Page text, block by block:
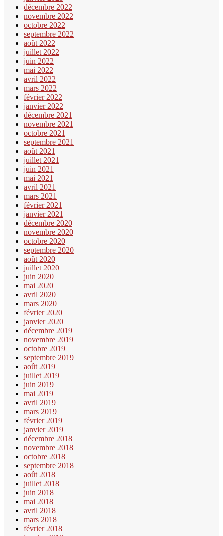
décembre 2022
novembre 2022
octobre 2022
septembre 2022
août 2022
juillet 2022
juin 2022
mai 2022
avril 2022
mars 2022
février 2022
janvier 2022
décembre 2021
novembre 2021
octobre 2021
septembre 2021
août 2021
juillet 2021
juin 2021
mai 2021
avril 2021
mars 2021
février 2021
janvier 2021
décembre 2020
novembre 2020
octobre 2020
septembre 2020
août 2020
juillet 2020
juin 2020
mai 2020
avril 2020
mars 2020
février 2020
janvier 2020
décembre 2019
novembre 2019
octobre 2019
septembre 2019
août 2019
juillet 2019
juin 2019
mai 2019
avril 2019
mars 2019
février 2019
janvier 2019
décembre 2018
novembre 2018
octobre 2018
septembre 2018
août 2018
juillet 2018
juin 2018
mai 2018
avril 2018
mars 2018
février 2018